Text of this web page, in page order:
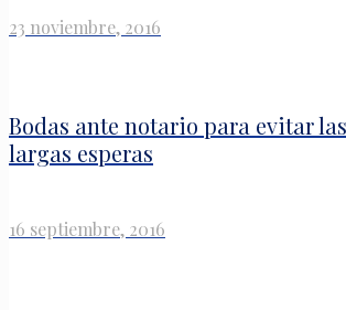
23 noviembre, 2016
Bodas ante notario para evitar las
largas esperas
16 septiembre, 2016